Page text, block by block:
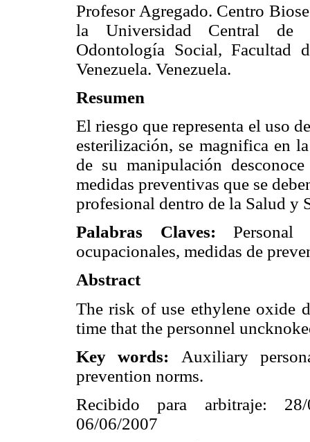
Profesor Agregado. Centro
la Universidad Central de
Odontología Social, Facultad
Venezuela. Venezuela.
Resumen
El riesgo que representa el uso
esterilización, se magnifica en
de su manipulación
medidas preventivas que se
profesional dentro de la Salud y
Palabras Claves: Personal
ocupacionales, medidas de
Abstract
The risk of use ethylene oxide
time that the personnel
Key words: Auxiliary
prevention norms.
Recibido para arbitraje:
06/06/2007